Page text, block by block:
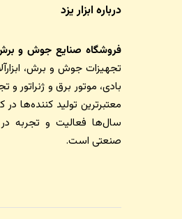
درباره ابزار یزد
فروشگاه صنایع جوش و
تجهیزات جوش و برش،
بادی، موتور برق و ژنراتور و
معتبرترین تولید کننده‌ها
سال‌ها فعالیت و تجربه
صنعتی است.